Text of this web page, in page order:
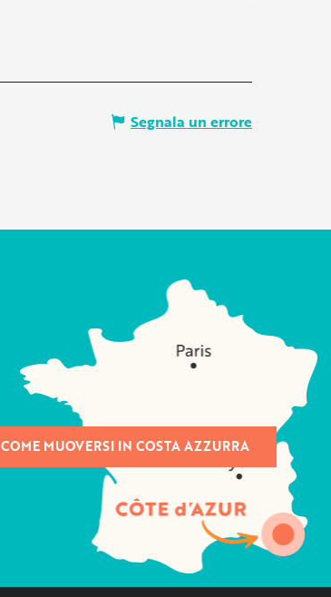
Segnala un errore
COME MUOVERSI IN COSTA AZZURRA